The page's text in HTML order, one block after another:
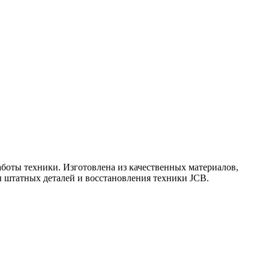
техники. Изготовлена из качественных материалов,
деталей и восстановления техники JCB.